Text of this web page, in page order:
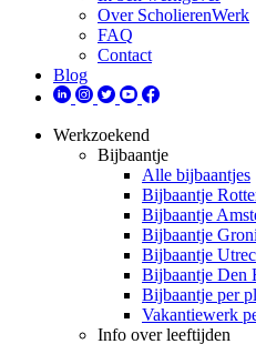
Over ScholierenWerk
FAQ
Contact
Blog
Werkzoekend
Bijbaantje
Alle bijbaantjes
Bijbaantje
Bijbaantje
Bijbaantje
Bijbaantje
Bijbaantje Den
Bijbaantje per
Vakantiewerk
Info over leeftijden